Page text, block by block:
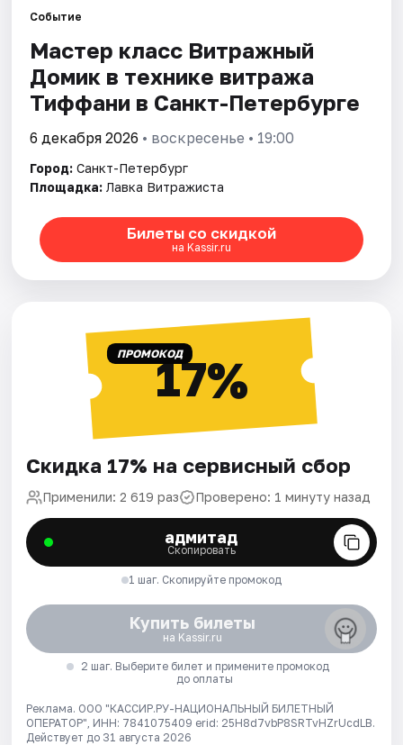
Города
Площадки
Артисты
Рейтинги
Событие
Мастер класс Витражный
Домик в технике витража
Тиффани в Санкт-Петербурге
6 декабря 2026 • воскресенье • 19:00
Город: Санкт-Петербург
Площадка: Лавка Витражиста
Билеты со скидкой
на Kassir.ru
ПРОМОКОД17%
Скидка 17% на сервисный сбор
Применили: 2 619 раз Проверено: 1 минуту назад
адмитад
Скопировать
1 шаг. Скопируйте промокод
Купить билеты
на Kassir.ru
2 шаг. Выберите билет и примените промокод
до оплаты
Реклама. ООО "КАССИР.РУ-НАЦИОНАЛЬНЫЙ БИЛЕТНЫЙ
ОПЕРАТОР", ИНН: 7841075409 erid: 25H8d7vbP8SRTvHZrUcdLB.
Действует до 31 августа 2026